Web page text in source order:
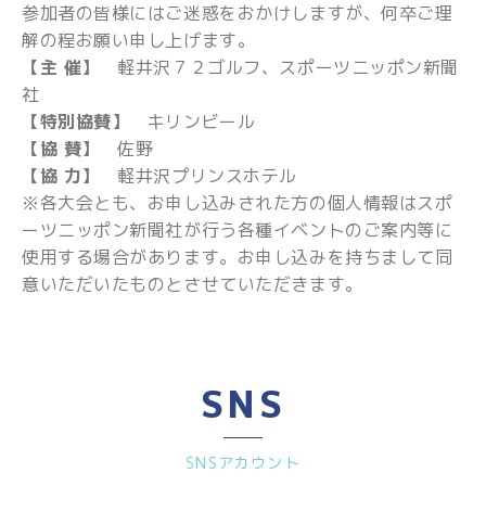
参加者の皆様にはご迷惑をおかけしますが、何卒ご理
解の程お願い申し上げます。
【主 催】
軽井沢７２ゴルフ、スポーツニッポン新聞
社
【特別協賛】
キリンビール
【協 賛】
佐野
【協 力】
軽井沢プリンスホテル
※各大会とも、お申し込みされた方の個人情報はスポ
ーツニッポン新聞社が行う各種イベントのご案内等に
使用する場合があります。お申し込みを持ちまして同
意いただいたものとさせていただきます。
SNS
SNSアカウント